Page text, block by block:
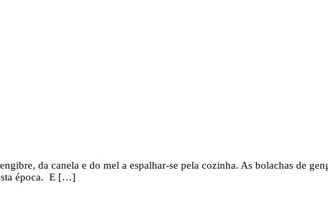
da canela e do mel a espalhar-se pela cozinha. As bolachas de
época. E […]